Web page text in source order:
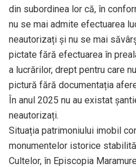
din subordinea lor că, în
nu se mai admite efectuarea
neautorizați și nu se mai
pictate fără efectuarea în
a lucrărilor, drept pentru care
pictură fără documentația
În anul 2025 nu au existat
neautorizați.
Situația patrimoniului imobil
monumentelor istorice
Cultelor, în Episcopia